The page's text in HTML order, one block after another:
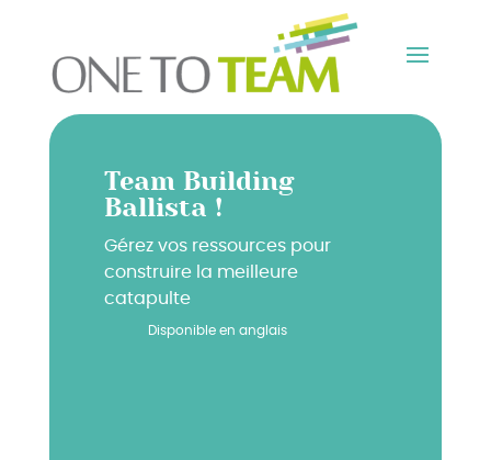
Team Building
Ballista !
Gérez vos ressources pour
construire la meilleure
catapulte